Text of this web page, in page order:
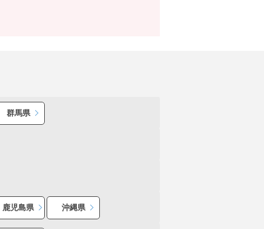
群馬県
鹿児島県 沖縄県